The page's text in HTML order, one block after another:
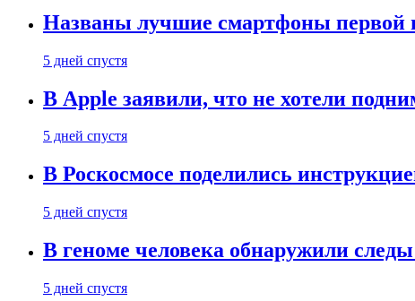
Названы лучшие смартфоны первой
5 дней спустя
В Apple заявили, что не хотели
5 дней спустя
В Роскосмосе поделились
5 дней спустя
В геноме человека обнаружили
5 дней спустя